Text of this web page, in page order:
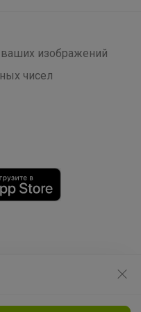
изображений
чисел
и нажимая кнопку